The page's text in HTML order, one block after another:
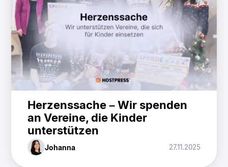
Herzenssache – Wir spenden
an Vereine, die Kinder
unterstützen
Johanna 27.11.2025